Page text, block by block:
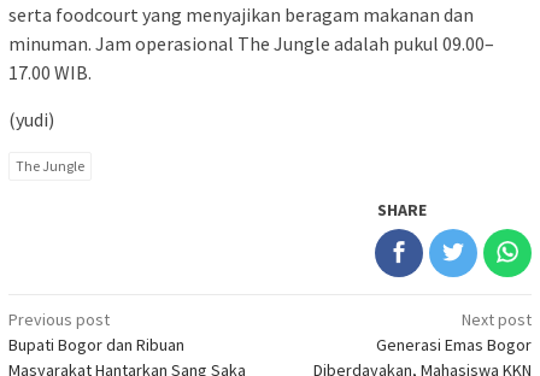
serta foodcourt yang menyajikan beragam makanan dan
minuman. Jam operasional The Jungle adalah pukul 09.00–
17.00 WIB.
(yudi)
The Jungle
SHARE
Post
navigation
Previous post
Bupati Bogor dan Ribuan
Masyarakat Hantarkan Sang Saka
Next post
Generasi Emas Bogor
Diberdayakan, Mahasiswa KKN